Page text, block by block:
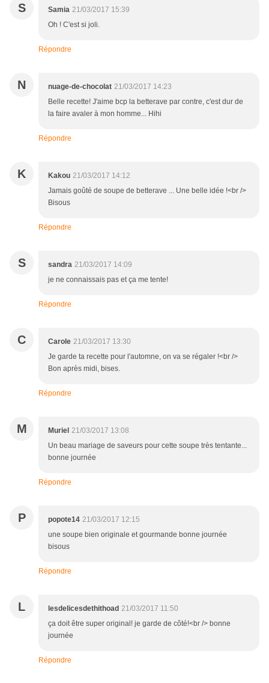
S Samia 21/03/2017 15:39
Oh ! C'est si joli.
Répondre
N nuage-de-chocolat 21/03/2017 14:23
Belle recette! J'aime bcp la betterave par contre, c'est dur de
la faire avaler à mon homme... Hihi
Répondre
K Kakou 21/03/2017 14:12
Jamais goûté de soupe de betterave ... Une belle idée !<br />
Bisous
Répondre
S sandra 21/03/2017 14:09
je ne connaissais pas et ça me tente!
Répondre
C Carole 21/03/2017 13:30
Je garde ta recette pour l'automne, on va se régaler !<br />
Bon après midi, bises.
Répondre
M Muriel 21/03/2017 13:08
Un beau mariage de saveurs pour cette soupe très tentante...
bonne journée
Répondre
P popote14 21/03/2017 12:15
une soupe bien originale et gourmande bonne journée
bisous
Répondre
L lesdelicesdethithoad 21/03/2017 11:50
ça doit être super original! je garde de côté!<br /> bonne
journée
Répondre